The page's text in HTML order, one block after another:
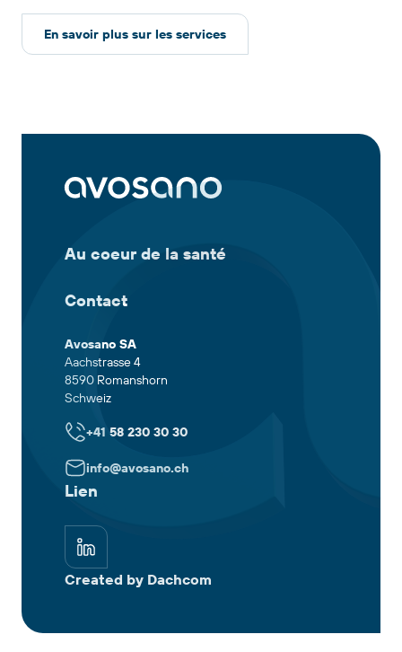
En savoir plus sur les services
Au coeur de la santé
Contact
Avosano SA
Aachstrasse 4
8590 Romanshorn
Schweiz
+41 58 230 30 30
info@avosano.ch
Lien
Created by Dachcom